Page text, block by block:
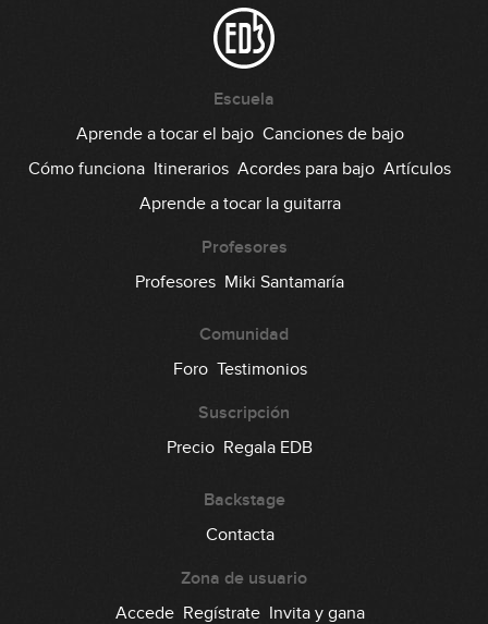
Escuela
Aprende a tocar el bajo Canciones de bajo
Cómo funciona Itinerarios Acordes para bajo Artículos
Aprende a tocar la guitarra
Profesores
Profesores Miki Santamaría
Comunidad
Foro Testimonios
Suscripción
Precio Regala EDB
Backstage
Contacta
Zona de usuario
Accede Regístrate Invita y gana